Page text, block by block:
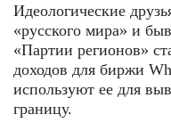
Идеологические
«русского мира» и
«Партии регионов»
доходов для биржи
используют ее для
границу.